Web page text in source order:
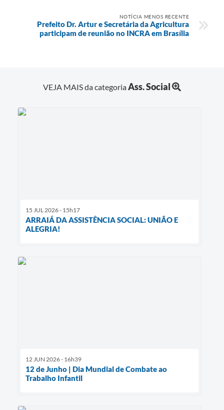
NOTÍCIA MENOS RECENTE
Prefeito Dr. Artur e Secretária da Agricultura
participam de reunião no INCRA em Brasília
VEJA MAIS da categoriaAss. Social
15 JUL 2026 - 15h17
ARRAIÁ DA ASSISTÊNCIA SOCIAL: UNIÃO E
ALEGRIA!
12 JUN 2026 - 16h39
12 de Junho | Dia Mundial de Combate ao
Trabalho Infantil